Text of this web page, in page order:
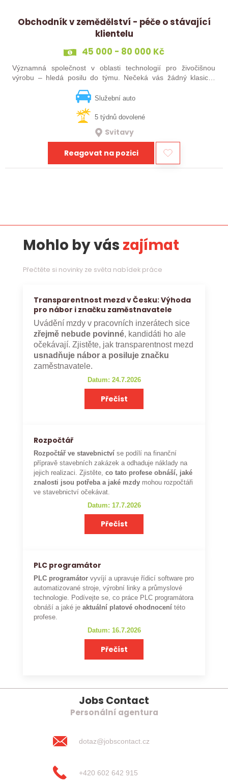
Obchodník v zemědělství - péče o stávající
klientelu
45 000 - 80 000 Kč
Významná společnost v oblasti technologií pro živočišnou
výrobu – hledá posilu do týmu. Nečeká vás žádný klasický
Služební auto
5 týdnů dovolené
Svitavy
Reagovat na pozici
Mohlo by vás zajímat
Přečtěte si novinky ze světa nabídek práce
Transparentnost mezd v Česku: Výhoda
pro nábor i značku zaměstnavatele
Uvádění mzdy v pracovních inzerátech sice
zřejmě nebude povinné, kandidáti ho ale
očekávají. Zjistěte, jak transparentnost mezd
usnadňuje nábor a posiluje značku
zaměstnavatele.
Datum: 24.7.2026
Přečíst
Rozpočtář
Rozpočtář ve stavebnictví se podílí na finanční
přípravě stavebních zakázek a odhaduje náklady na
jejich realizaci. Zjistěte,co tato profese obnáší, jaké
znalosti jsou potřeba a jaké mzdy mohou rozpočtáři
ve stavebnictví očekávat.
Datum: 17.7.2026
Přečíst
PLC programátor
PLC programátor vyvíjí a upravuje řídicí software pro
automatizované stroje, výrobní linky a průmyslové
technologie. Podívejte se, co práce PLC programátora
obnáší a jaké je aktuální platové ohodnocení této
profese.
Datum: 16.7.2026
Přečíst
Jobs Contact
Personální agentura
dotaz@jobscontact.cz
+420 602 642 915